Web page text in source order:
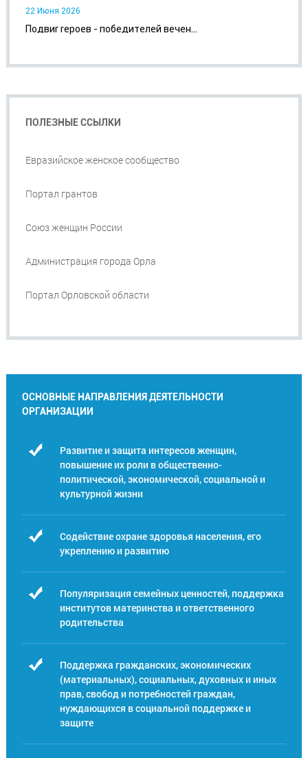
22 Июня 2026
Подвиг героев - победителей вечен...
ПОЛЕЗНЫЕ ССЫЛКИ
Евразийское женское сообщество
Портал грантов
Союз женщин России
Администрация города Орла
Портал Орловской области
ОСНОВНЫЕ НАПРАВЛЕНИЯ ДЕЯТЕЛЬНОСТИ
ОРГАНИЗАЦИИ
Развитие и защита интересов женщин,
повышение их роли в общественно-
политической, экономической, социальной и
культурной жизни
Содействие охране здоровья населения, его
укреплению и развитию
Популяризация семейных ценностей, поддержка
институтов материнства и ответственного
родительства
Поддержка гражданских, экономических
(материальных), социальных, духовных и иных
прав, свобод и потребностей граждан,
нуждающихся в социальной поддержке и
защите